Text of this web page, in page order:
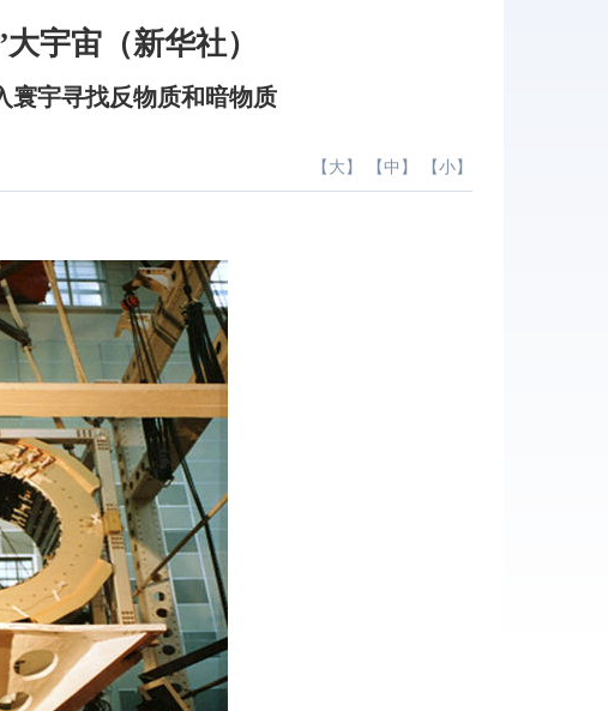
宇宙（新华社）
寰宇寻找反物质和暗物质
【 大 】 【 中 】 【 小 】